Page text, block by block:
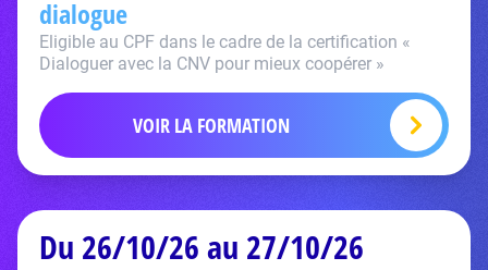
dialogue
Eligible au CPF dans le cadre de la certification «
Dialoguer avec la CNV pour mieux coopérer »
VOIR LA FORMATION
Du 26/10/26 au 27/10/26